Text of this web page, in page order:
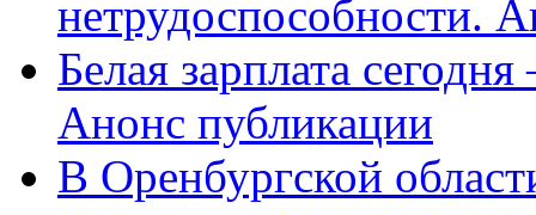
нетрудоспособности.
Белая зарплата
Анонс публикации
В Оренбургской